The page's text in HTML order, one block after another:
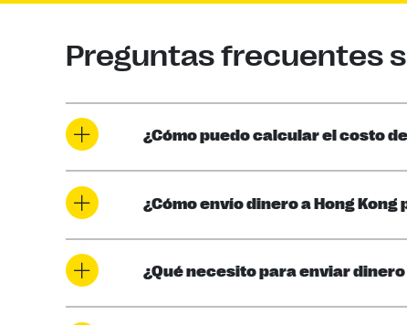
Preguntas frecuentes
¿Cómo puedo calcular el costo
¿Cómo envío dinero a Hong
¿Qué necesito para enviar